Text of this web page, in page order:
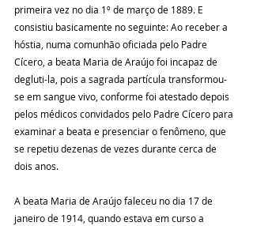
primeira vez no dia 1º de março de 1889. E
consistiu basicamente no seguinte: Ao receber a
hóstia, numa comunhão oficiada pelo Padre
Cícero, a beata Maria de Araújo foi incapaz de
degluti-la, pois a sagrada partícula transformou-
se em sangue vivo, conforme foi atestado depois
pelos médicos convidados pelo Padre Cícero para
examinar a beata e presenciar o fenômeno, que
se repetiu dezenas de vezes durante cerca de
dois anos.
A beata Maria de Araújo faleceu no dia 17 de
janeiro de 1914, quando estava em curso a